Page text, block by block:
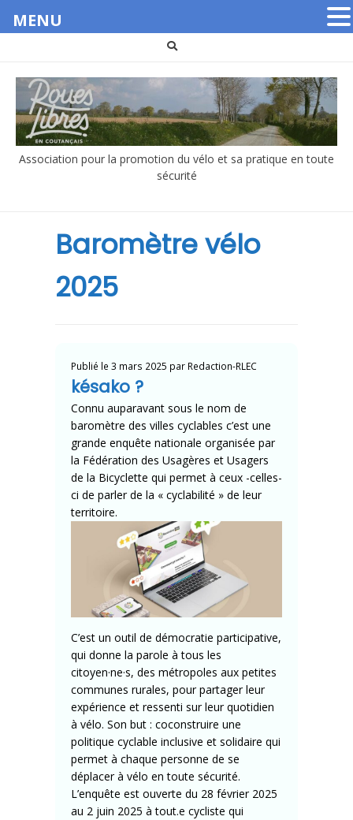
contenu
Association pour la promotion du vélo et sa pratique en toute
sécurité
Baromètre vélo
2025
Publié le 3 mars 2025 par Redaction-RLEC
késako ?
Connu auparavant sous le nom de
baromètre des villes cyclables c’est une
grande enquête nationale organisée par
la Fédération des Usagères et Usagers
de la Bicyclette qui permet à ceux -celles-
ci de parler de la « cyclabilité » de leur
territoire.
C’est un outil de démocratie participative,
qui donne la parole à tous les
citoyen·ne·s, des métropoles aux petites
communes rurales, pour partager leur
expérience et ressenti sur leur quotidien
à vélo. Son but : coconstruire une
politique cyclable inclusive et solidaire qui
permet à chaque personne de se
déplacer à vélo en toute sécurité.
L’enquête est ouverte du 28 février 2025
au 2 juin 2025 à tout.e cycliste qui
MENU